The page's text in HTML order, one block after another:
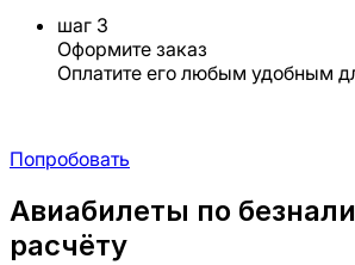
шаг 3
Оформите заказ
Оплатите его любым удобным
Попробовать
Авиабилеты по
расчёту